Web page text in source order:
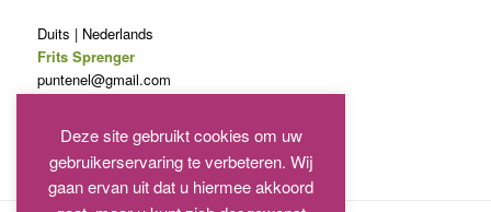
Duits | Nederlands
Frits Sprenger
puntenel@gmail.com
Deze site gebruikt cookies om uw
gebruikerservaring te verbeteren. Wij
gaan ervan uit dat u hiermee akkoord